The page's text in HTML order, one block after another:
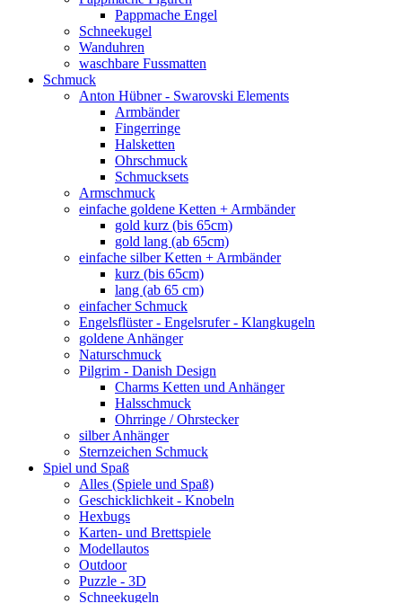
Pappmache Engel
Schneekugel
Wanduhren
waschbare Fussmatten
Schmuck
Anton Hübner - Swarovski Elements
Armbänder
Fingerringe
Halsketten
Ohrschmuck
Schmucksets
Armschmuck
einfache goldene Ketten + Armbänder
gold kurz (bis 65cm)
gold lang (ab 65cm)
einfache silber Ketten + Armbänder
kurz (bis 65cm)
lang (ab 65 cm)
einfacher Schmuck
Engelsflüster - Engelsrufer - Klangkugeln
goldene Anhänger
Naturschmuck
Pilgrim - Danish Design
Charms Ketten und Anhänger
Halsschmuck
Ohrringe / Ohrstecker
silber Anhänger
Sternzeichen Schmuck
Spiel und Spaß
Alles (Spiele und Spaß)
Geschicklichkeit - Knobeln
Hexbugs
Karten- und Brettspiele
Modellautos
Outdoor
Puzzle - 3D
Schneekugeln